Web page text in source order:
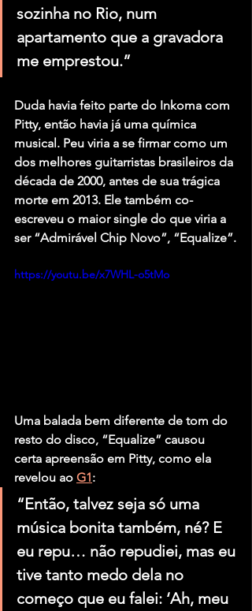
sozinha no Rio, num
apartamento que a gravadora
me emprestou.”
Duda havia feito parte do Inkoma com
Pitty, então havia já uma química
musical. Peu viria a se firmar como um
dos melhores guitarristas brasileiros da
década de 2000, antes de sua trágica
morte em 2013. Ele também co-
escreveu o maior single do que viria a
ser “Admirável Chip Novo”, “Equalize”.
https://youtu.be/x7WHL-o5tMo
Uma balada bem diferente de tom do
resto do disco, “Equalize” causou
certa apreensão em Pitty, como ela
revelou ao G1:
“Então, talvez seja só uma
música bonita também, né? E
eu repu… não repudiei, mas eu
tive tanto medo dela no
começo que eu falei: ‘Ah, meu